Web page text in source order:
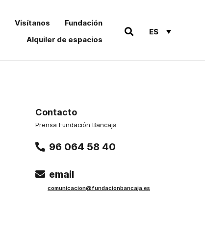
Visítanos
Fundación
Alquiler de espacios
ES
Contacto
Prensa Fundación Bancaja
96 064 58 40
email
comunicacion@fundacionbancaja.es